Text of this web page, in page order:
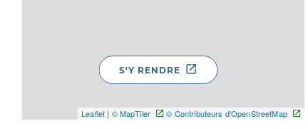
Leaflet | © MapTiler © Contributeurs d'OpenStreetMap
S'Y RENDRE